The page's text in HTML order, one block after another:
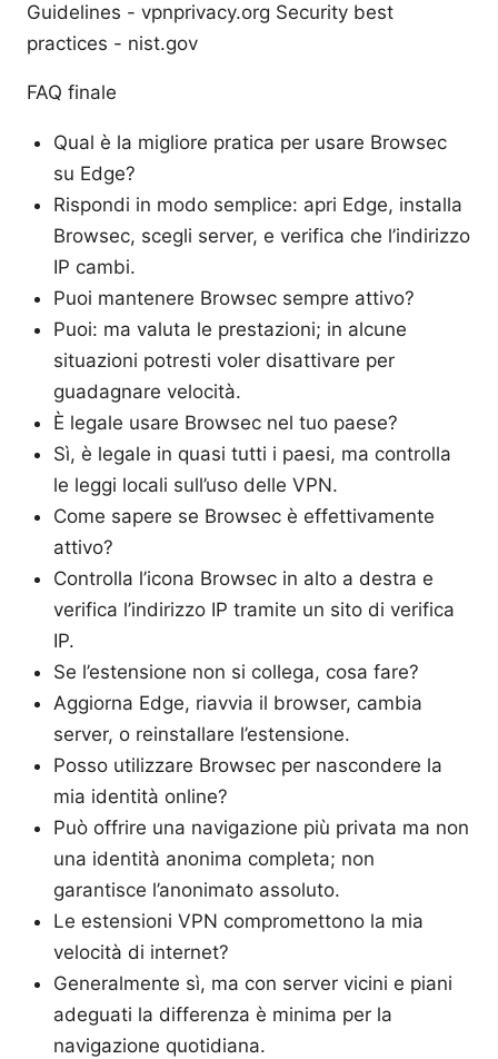
Guidelines - vpnprivacy.org Security best
practices - nist.gov
FAQ finale
Qual è la migliore pratica per usare Browsec
su Edge?
Rispondi in modo semplice: apri Edge, installa
Browsec, scegli server, e verifica che l’indirizzo
IP cambi.
Puoi mantenere Browsec sempre attivo?
Puoi: ma valuta le prestazioni; in alcune
situazioni potresti voler disattivare per
guadagnare velocità.
È legale usare Browsec nel tuo paese?
Sì, è legale in quasi tutti i paesi, ma controlla
le leggi locali sull’uso delle VPN.
Come sapere se Browsec è effettivamente
attivo?
Controlla l’icona Browsec in alto a destra e
verifica l’indirizzo IP tramite un sito di verifica
IP.
Se l’estensione non si collega, cosa fare?
Aggiorna Edge, riavvia il browser, cambia
server, o reinstallare l’estensione.
Posso utilizzare Browsec per nascondere la
mia identità online?
Può offrire una navigazione più privata ma non
una identità anonima completa; non
garantisce l’anonimato assoluto.
Le estensioni VPN compromettono la mia
velocità di internet?
Generalmente sì, ma con server vicini e piani
adeguati la differenza è minima per la
navigazione quotidiana.